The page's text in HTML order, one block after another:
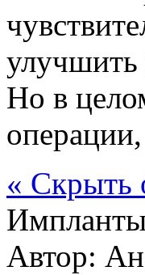
улучшить
Но в
« Скрыть
Автор: